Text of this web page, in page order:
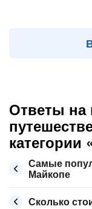
Ответы на
категории
Самые
Майкопе
Сколько